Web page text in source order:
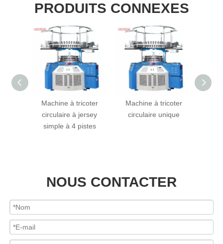
PRODUITS CONNEXES
Machine à tricoter
circulaire à jersey
simple à 4 pistes
Machine à tricoter
circulaire unique
NOUS CONTACTER